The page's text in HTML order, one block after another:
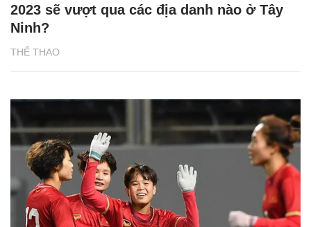
THỂ THAO
2023 sẽ vượt qua các địa danh nào ở Tây
Ninh?